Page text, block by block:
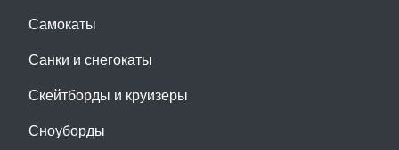
Самокаты
Санки и снегокаты
Скейтборды и круизеры
Сноуборды